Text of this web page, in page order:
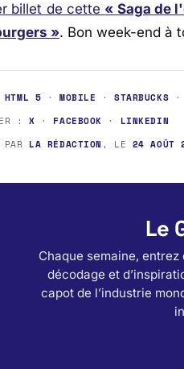
billet de cette « Saga de
». Bon week-end à
HTML 5 · MOBILE ·STARBUCKS ·
:X · FACEBOOK · LINKEDIN
LA RÉDACTION , LE 24 AOÛT
Le
Chaque semaine, entrez
décodage et
capot de l’industrie